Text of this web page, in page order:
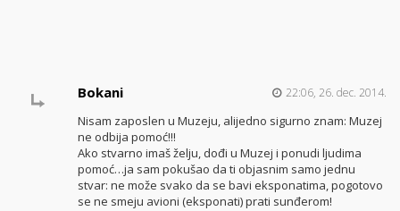
Bokani 22:06, 26. dec. 2014.
Nisam zaposlen u Muzeju, alijedno sigurno znam: Muzej
ne odbija pomoć!!!
Ako stvarno imaš želju, dođi u Muzej i ponudi ljudima
pomoć…ja sam pokušao da ti objasnim samo jednu
stvar: ne može svako da se bavi eksponatima, pogotovo
se ne smeju avioni (eksponati) prati sunđerom!